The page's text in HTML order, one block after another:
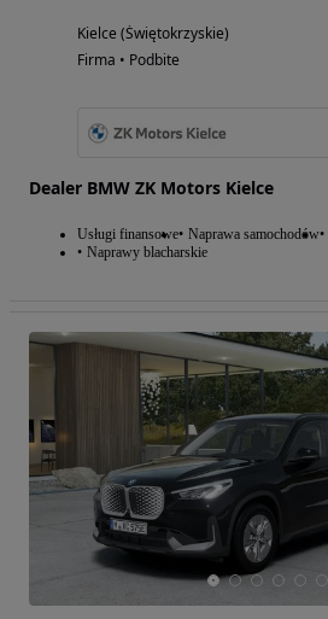
Kielce (Świętokrzyskie)
Firma • Podbite
Dealer BMW ZK Motors Kielce
Usługi finansowe Naprawa samochodów
Naprawy blacharskie